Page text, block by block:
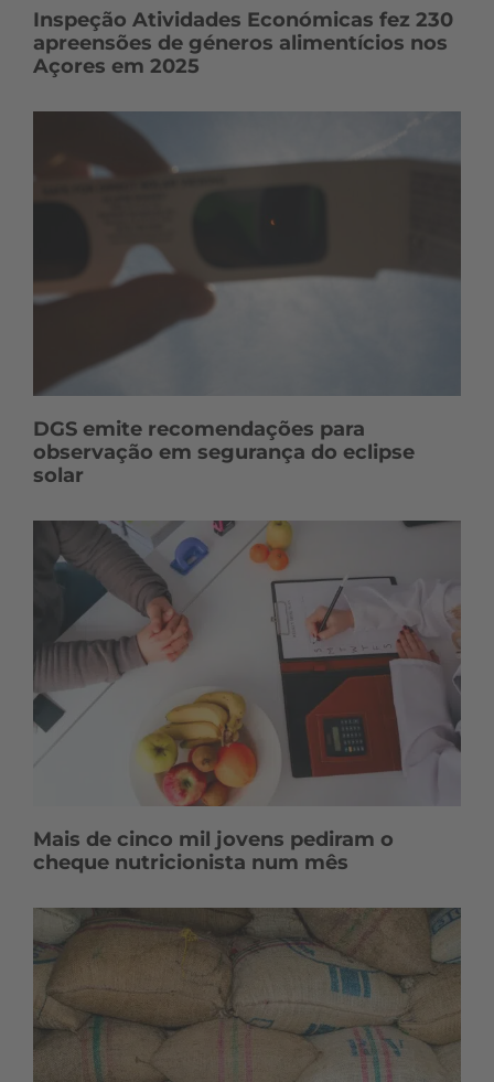
Inspeção Atividades Económicas fez 230
apreensões de géneros alimentícios nos
Açores em 2025
DGS emite recomendações para
observação em segurança do eclipse
solar
Mais de cinco mil jovens pediram o
cheque nutricionista num mês